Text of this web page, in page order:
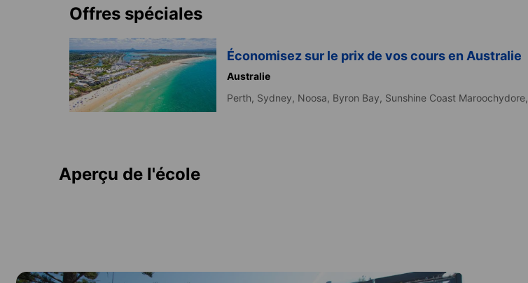
Offres spéciales
Économisez sur le prix de vos cours en Australie
Australie
Perth, Sydney, Noosa, Byron Bay, Sunshine Coast Maroochydore,
Aperçu de l'école